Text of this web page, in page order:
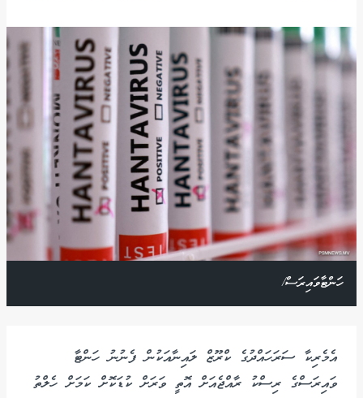
ހަންޓާވައިރަސް/
އެމެރިކާ ސަރަހައްދުގެ ކްރޫޒް ލައިނާއަކުން ފެނުނު ހަންޓާ
ވައިރަސްގެ ރިސްކު ރާއްޖެއަށް އޮތީ ވަރަށް ކުޑަކޮށް ކަމަށް ހެލްތު